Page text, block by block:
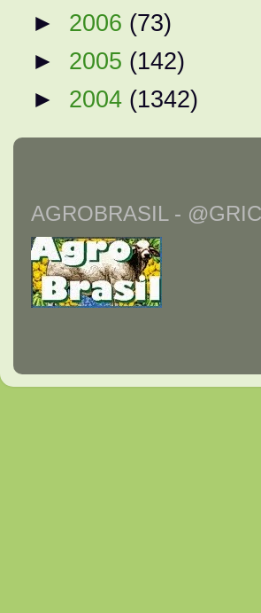
► 2006 (73)
► 2005 (142)
► 2004 (1342)
AGROBRASIL -